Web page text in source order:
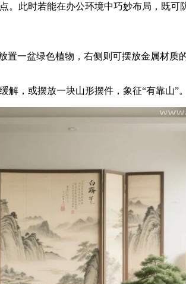
此时若能在办公环境中巧妙布局，既可
一盆绿色植物，右侧则可摆放金属材
，或摆放一块山形摆件，象征“有靠山”。